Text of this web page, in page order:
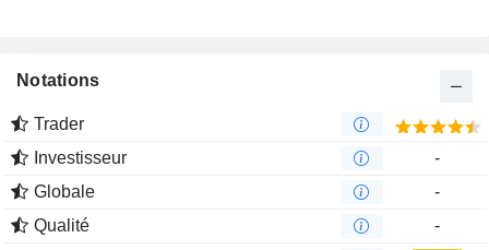
Notations
Trader
Investisseur
-
Globale
-
Qualité
-